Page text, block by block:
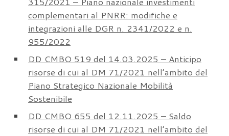
complementari al PNRR: modifiche e
integrazioni alle DGR n. 2341/2022 e n.
955/2022
DD CMBO 519 del 14.03.2025 – Anticipo
risorse di cui al DM 71/2021 nell’ambito del
Piano Strategico Nazionale Mobilità
Sostenibile
DD CMBO 655 del 12.11.2025 – Saldo
risorse di cui al DM 71/2021 nell’ambito del